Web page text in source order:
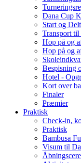
Dana Cup
Start og
Transport
Hop på og
Hop på og
Bespisning
Hotel -
Kort over
Finaler
Præmier
Praktisk
Check-in,
Praktisk
Bambusa
Visum til